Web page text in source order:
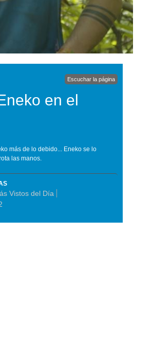
Escuchar la página
en el
más de lo debido... Eneko se lo
las manos.
Vistos del Día